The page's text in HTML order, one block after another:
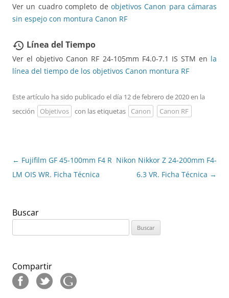
Ver un cuadro completo de objetivos Canon para cámaras
sin espejo con montura Canon RF
restore Línea del Tiempo
Ver el objetivo Canon RF 24-105mm F4.0-7.1 IS STM en la
línea del tiempo de los objetivos Canon montura RF
Este artículo ha sido publicado el día 12 de febrero de 2020 en la
sección
Objetivos con las etiquetas Canon Canon RF
Navegación
de
← Fujifilm GF 45-100mm F4 R
LM OIS WR. Ficha Técnica
Nikon Nikkor Z 24-200mm F4-
6.3 VR. Ficha Técnica →
Buscar
Compartir